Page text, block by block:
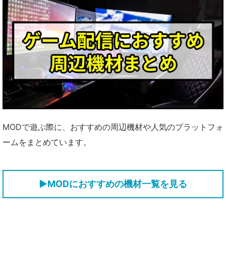
MODで遊ぶ際に、おすすめの周辺機材や人気のプラットフォ
ームをまとめています。
▶MODにおすすめの機材一覧を見る